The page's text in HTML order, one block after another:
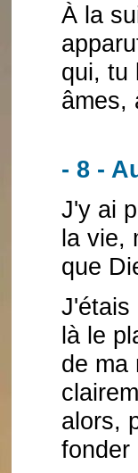
À la
qui, tu
âmes,
- 8 -
J'y ai
la vie,
que
J'étais
là le
de ma
alors,
fonder